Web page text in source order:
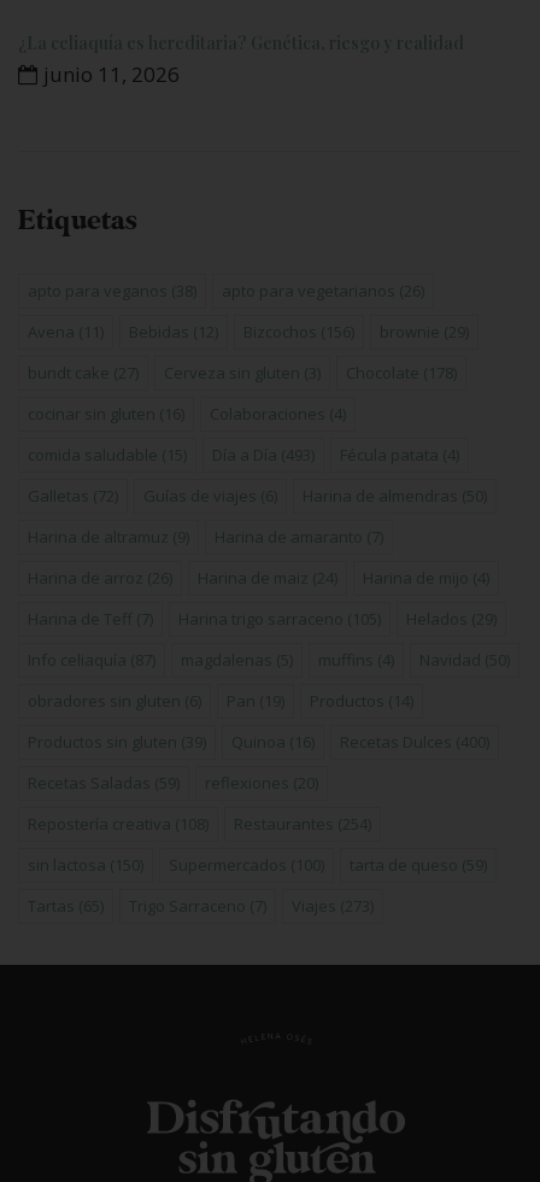
¿La celiaquía es hereditaria? Genética, riesgo y realidad
junio 11, 2026
Etiquetas
apto para veganos (38) apto para vegetarianos (26)
Avena (11) Bebidas (12) Bizcochos (156) brownie (29)
bundt cake (27) Cerveza sin gluten (3) Chocolate (178)
cocinar sin gluten (16) Colaboraciones (4)
comida saludable (15) Día a Día (493) Fécula patata (4)
Galletas (72) Guías de viajes (6) Harina de almendras (50)
Harina de altramuz (9) Harina de amaranto (7)
Harina de arroz (26) Harina de maiz (24) Harina de mijo (4)
Harina de Teff (7) Harina trigo sarraceno (105) Helados (29)
Info celiaquía (87) magdalenas (5) muffins (4) Navidad (50)
obradores sin gluten (6) Pan (19) Productos (14)
Productos sin gluten (39) Quinoa (16) Recetas Dulces (400)
Recetas Saladas (59) reflexiones (20)
Repostería creativa (108) Restaurantes (254)
sin lactosa (150) Supermercados (100) tarta de queso (59)
Tartas (65) Trigo Sarraceno (7) Viajes (273)